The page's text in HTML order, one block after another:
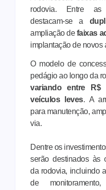
rodovia. Entre as
destacam-se a
ampliação defaixas
implantação de novos
O modelo de
pedágio ao longo da
variando entre
veículos leves. A
para manutenção,
via.
Dentre os
serão destinados às
da rodovia, incluindo
de